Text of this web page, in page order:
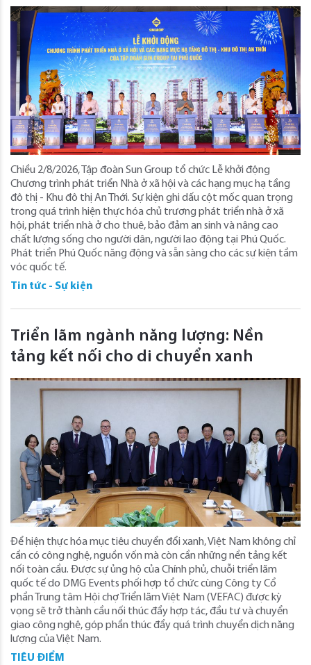
Chiều 2/8/2026, Tập đoàn Sun Group tổ chức Lễ khởi động
Chương trình phát triển Nhà ở xã hội và các hạng mục hạ tầng
đô thị - Khu đô thị An Thới. Sự kiện ghi dấu cột mốc quan trọng
trong quá trình hiện thực hóa chủ trương phát triển nhà ở xã
hội, phát triển nhà ở cho thuê, bảo đảm an sinh và nâng cao
chất lượng sống cho người dân, người lao động tại Phú Quốc.
Phát triển Phú Quốc năng động và sẵn sàng cho các sự kiện tầm
vóc quốc tế.
Tin tức - Sự kiện
Triển lãm ngành năng lượng: Nền
tảng kết nối cho di chuyển xanh
Để hiện thực hóa mục tiêu chuyển đổi xanh, Việt Nam không chỉ
cần có công nghệ, nguồn vốn mà còn cần những nền tảng kết
nối toàn cầu. Được sự ủng hộ của Chính phủ, chuỗi triển lãm
quốc tế do DMG Events phối hợp tổ chức cùng Công ty Cổ
phần Trung tâm Hội chợ Triển lãm Việt Nam (VEFAC) được kỳ
vọng sẽ trở thành cầu nối thúc đẩy hợp tác, đầu tư và chuyển
giao công nghệ, góp phần thúc đẩy quá trình chuyển dịch năng
lượng của Việt Nam.
TIÊU ĐIỂM